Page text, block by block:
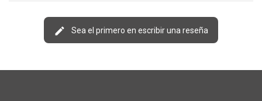
Sea el primero en escribir una reseña